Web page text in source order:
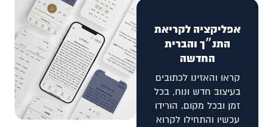
אפליקציה לקריאת
התנ״ך והברית
החדשה
קראו והאזינו לכתובים
בעיצוב חדש ונוח, בכל
זמן ובכל מקום. הורידו
עכשיו והתחילו לקרוא